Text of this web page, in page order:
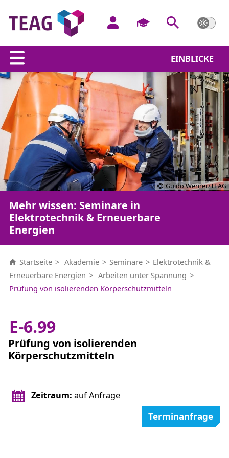
EINBLICKE
Guido Werner/TEAG
Mehr wissen: Seminare in
Elektrotechnik & Erneuerbare
Energien
Startseite Akademie Seminare
Elektrotechnik &
Erneuerbare Energien
Arbeiten unter Spannung
Prüfung von isolierenden Körperschutzmitteln
E-6.99
Prüfung von isolierenden
Körperschutzmitteln
Zeitraum: auf Anfrage
Terminanfrage